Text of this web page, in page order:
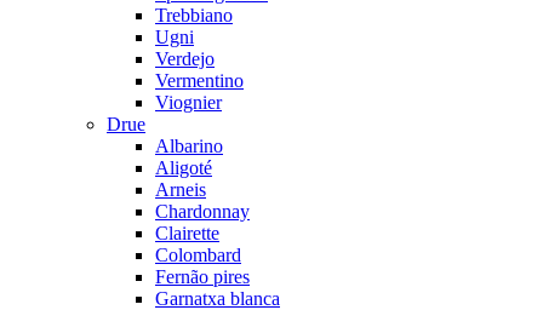
Trebbiano
Ugni
Verdejo
Vermentino
Viognier
Drue
Albarino
Aligoté
Arneis
Chardonnay
Clairette
Colombard
Fernão pires
Garnatxa blanca